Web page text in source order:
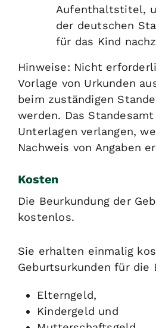
Aufenthaltstitel,
der deutschen
für das Kind
Hinweise: Nicht
Vorlage von Urkunden
beim zuständigen
werden. Das
Unterlagen verlangen,
Nachweis von Angaben
Kosten
Die Beurkundung der
kostenlos.
Sie erhalten einmalig
Geburtsurkunden für die
Elterngeld,
Kindergeld und